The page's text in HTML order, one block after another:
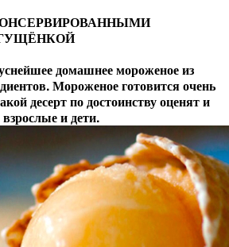
домашнее мороженое из
Мороженое готовится очень
десерт по достоинству оценят и
взрослые и дети.